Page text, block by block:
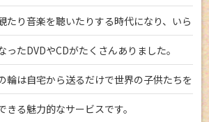
たり音楽を聴いたりする時代になり、いら
ったDVDやCDがたくさんありました。
輪は自宅から送るだけで世界の子供たちを
きる魅力的なサービスです。